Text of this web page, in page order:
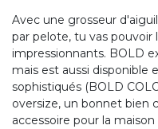
Avec une grosseur
par pelote, tu vas pouvoir
impressionnants. BOLD
mais est aussi disponible
sophistiqués (BOLD
oversize, un bonnet bien
accessoire pour la